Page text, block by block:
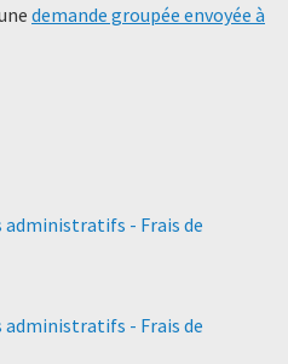
demande groupée envoyée à
administratifs - Frais de
administratifs - Frais de